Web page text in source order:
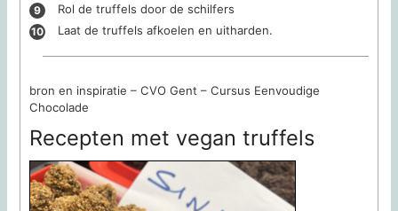
Rol de truffels door de schilfers
Laat de truffels afkoelen en uitharden.
bron en inspiratie – CVO Gent – Cursus Eenvoudige
Chocolade
Recepten met vegan truffels